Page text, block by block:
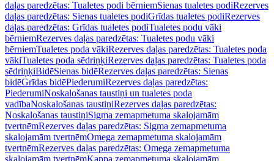
daļas paredzētas: Tualetes podi bērniemSienas tualetes podiRezerves
daļas paredzētas: Sienas tualetes podiGrīdas tualetes podiRezerves
daļas paredzētas: Grīdas tualetes podiTualetes podu vāki
bērniemRezerves daļas paredzētas: Tualetes podu vāki
bērniemTualetes poda vākiRezerves daļas paredzētas: Tualetes poda
vākiTualetes poda sēdriņķiRezerves daļas paredzētas: Tualetes poda
sēdriņķiBidēSienas bidēRezerves daļas paredzētas: Sienas
bidēGrīdas bidēPiederumiRezerves daļas paredzētas:
PiederumiNoskalošanas taustiņi un tualetes poda
vadībaNoskalošanas taustiņiRezerves daļas paredzētas:
Noskalošanas taustiņiSigma zemapmetuma skalojamām
tvertnēmRezerves daļas paredzētas: Sigma zemapmetuma
skalojamām tvertnēmOmega zemapmetuma skalojamām
tvertnēmRezerves daļas paredzētas: Omega zemapmetuma
skalojamām tvertnēmKappa zemapmetuma skalojamām